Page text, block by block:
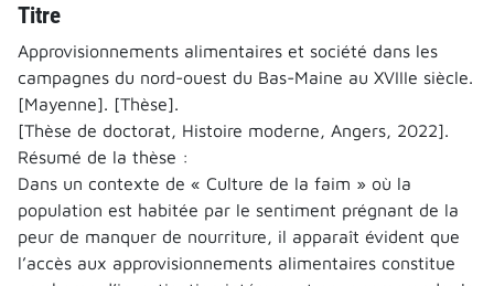
Titre
Approvisionnements alimentaires et société dans les
campagnes du nord-ouest du Bas-Maine au XVIIIe siècle.
[Mayenne]. [Thèse].
[Thèse de doctorat, Histoire moderne, Angers, 2022].
Résumé de la thèse :
Dans un contexte de « Culture de la faim » où la
population est habitée par le sentiment prégnant de la
peur de manquer de nourriture, il apparaît évident que
l’accès aux approvisionnements alimentaires constitue